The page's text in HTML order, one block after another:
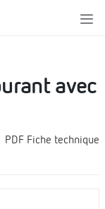
avec
PDF Fiche technique